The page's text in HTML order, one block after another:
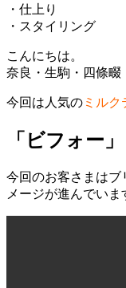
・仕上り
・スタイリング
こんにちは。
奈良・生駒・四條畷
今回は人気の ミル
「ビフォー」
今回のお客さまはブ
メージが進んでいま